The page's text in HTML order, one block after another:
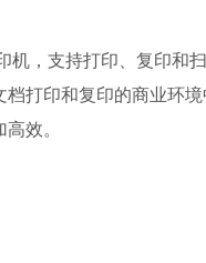
，支持打印、复印和
打印和复印的商业环
效。